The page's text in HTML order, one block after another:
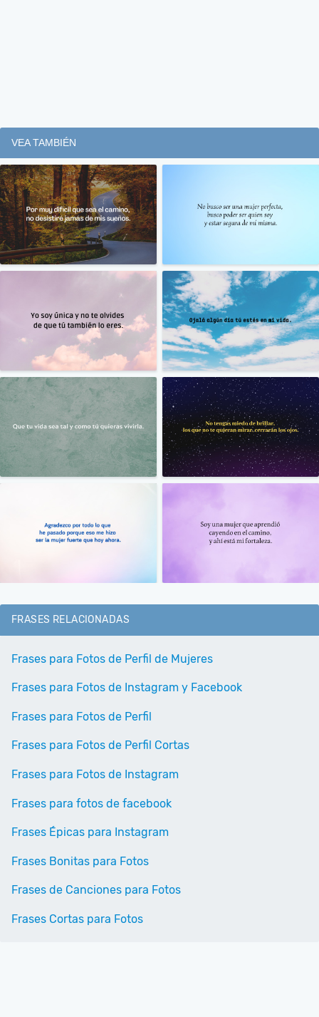
VEA TAMBIÉN
FRASES RELACIONADAS
Frases para Fotos de Perfil de Mujeres
Frases para Fotos de Instagram y Facebook
Frases para Fotos de Perfil
Frases para Fotos de Perfil Cortas
Frases para Fotos de Instagram
Frases para fotos de facebook
Frases Épicas para Instagram
Frases Bonitas para Fotos
Frases de Canciones para Fotos
Frases Cortas para Fotos